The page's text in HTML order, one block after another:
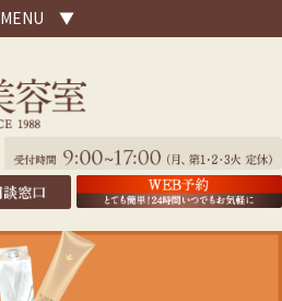
MENU ▼